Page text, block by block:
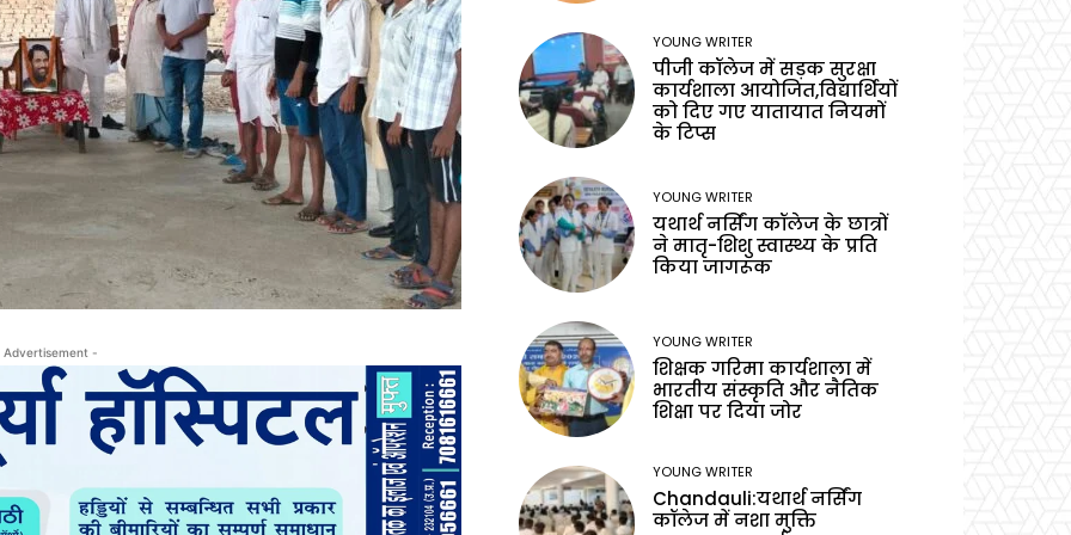
-
YOUNG WRITER
पीजी कॉलेज में सड़क सुरक्षा
कार्यशाला आयोजित,विद्यार्थियों
को दिए गए यातायात नियमों
के टिप्स
YOUNG WRITER
यथार्थ नर्सिंग कॉलेज के छात्रों
ने मातृ-शिशु स्वास्थ्य के प्रति
किया जागरूक
YOUNG WRITER
शिक्षक गरिमा कार्यशाला में
भारतीय संस्कृति और नैतिक
शिक्षा पर दिया जोर
YOUNG WRITER
Chandauli:यथार्थ नर्सिंग
कॉलेज में नशा मुक्ति